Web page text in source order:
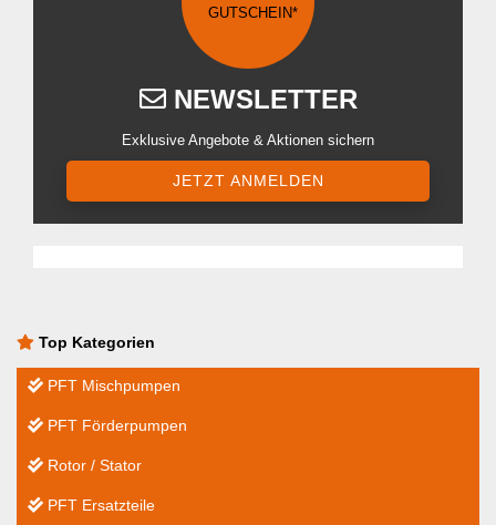
GUTSCHEIN*
NEWSLETTER
Exklusive Angebote & Aktionen sichern
JETZT ANMELDEN
Top Kategorien
PFT Mischpumpen
PFT Förderpumpen
Rotor / Stator
PFT Ersatzteile